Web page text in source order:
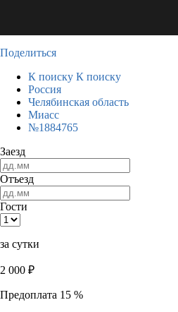
Поделиться
К поиску К поиску
Россия
Челябинская область
Миасс
№1884765
Заезд
Отъезд
Гости
за сутки
2 000 ₽
Предоплата 15 %